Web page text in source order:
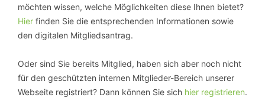
möchten wissen, welche Möglichkeiten diese Ihnen bietet?
Hier finden Sie die entsprechenden Informationen sowie
den digitalen Mitgliedsantrag.
Oder sind Sie bereits Mitglied, haben sich aber noch nicht
für den geschützten internen Mitglieder-Bereich unserer
Webseite registriert? Dann können Sie sich hier registrieren.